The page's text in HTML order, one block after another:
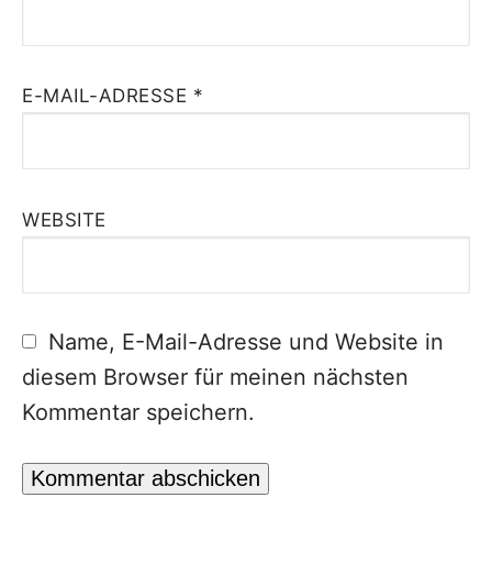
E-MAIL-ADRESSE *
WEBSITE
Name, E-Mail-Adresse und Website in
diesem Browser für meinen nächsten
Kommentar speichern.